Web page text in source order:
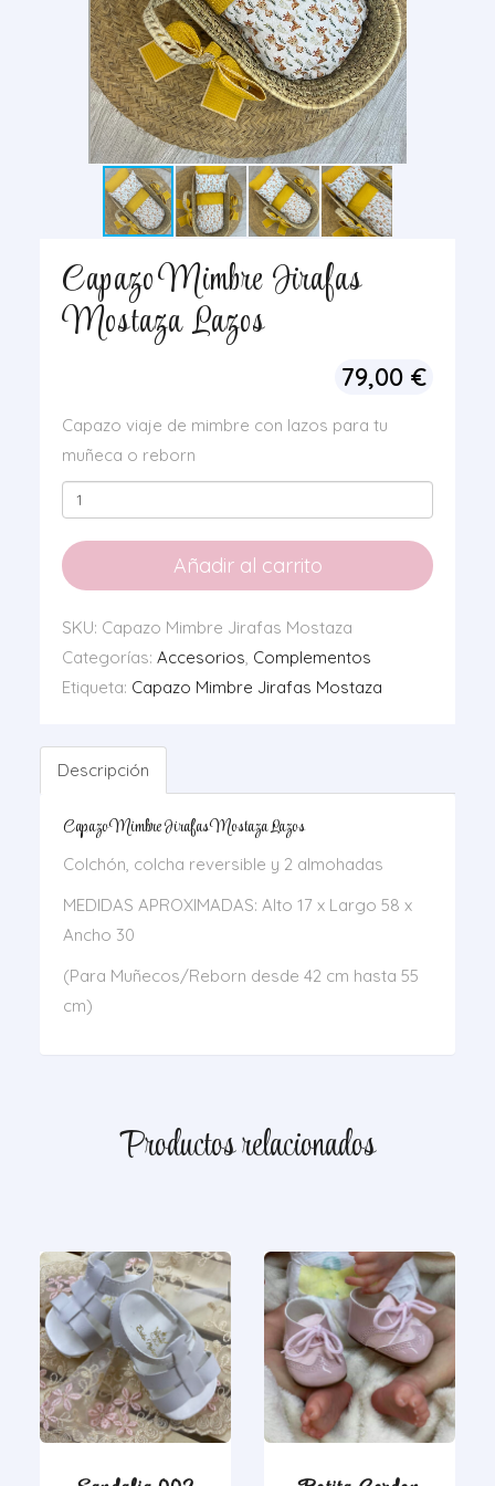
Capazo Mimbre Jirafas
Mostaza Lazos
79,00 €
Capazo viaje de mimbre con lazos para tu
muñeca o reborn
Capazo
Mimbre
Jirafas
Mostaza
cantidad
Añadir al carrito
SKU: Capazo Mimbre Jirafas Mostaza
Categorías: Accesorios, Complementos
Etiqueta: Capazo Mimbre Jirafas Mostaza
Descripción
Capazo Mimbre Jirafas Mostaza Lazos
Colchón, colcha reversible y 2 almohadas
MEDIDAS APROXIMADAS: Alto 17 x Largo 58 x
Ancho 30
(Para Muñecos/Reborn desde 42 cm hasta 55
cm)
Productos relacionados